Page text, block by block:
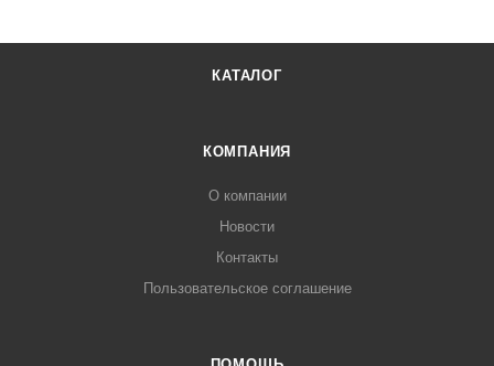
КАТАЛОГ
КОМПАНИЯ
О компании
Новости
Контакты
Пользовательское соглашение